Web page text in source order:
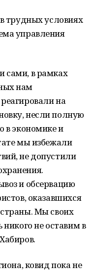
трудных условиях
управления
сами, в рамках
нам
на
несли полную
в экономике и
мы избежали
не допустили
и обсервацию
оказавшихся
Мы своих
не оставим в
ковид пока не